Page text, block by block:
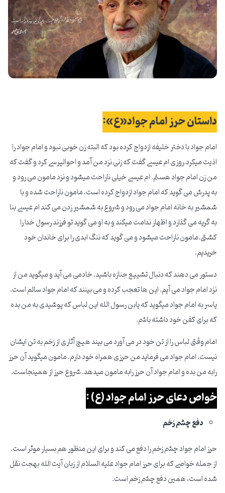
داستان حرز امام جواد«ع»:
امام جواد با دختر خلیفه ازدواج کرده بود که البته زن خوبی نبود و امام جواد را
اذیت میکرد.روزی ام عیسی گفت که زنی نزد من آمد و احوالپرسی کرد و گفت که
من زن امام جواد هستم. ام عیسی خیلی ناراحت میشود و نزد مامون می رود و
به پدرش می گوید که امام جواد ازدواج کرده است، مامون ناراحت شده و با
شمشیر به خانه امام جواد می رود و شروع به شمشیر زدن می کند ام عیسی بنا
به گریه می گذارد و اظهار ندامت میکند و به او می گوید تو فرزند رسول خدا را
کشتی.مامون ناراحت میشود و می گوید که ننگ ابدی را برای خاندان خود
خریدیم.
دستور می دهند که دنبال تشییع جنازه باشید. خادمی می آید و میگوید من از
نزد امام جواد می آیم. این ها تعجب کرده و می بینند که امام جواد سالم است.
یاسر به امام جواد میگوید که یابن رسول الله این لباس که پوشیدی به من بده
که برای کفن خود داشته باشم.
امام وقتی لباس را از تن خود در می آورد می بیند هیچ آثاری از زخم به تن ایشان
نیست. امام جواد می فرماید من حرزی همراه خود دارم. مامون میگوید آن حرز
رابه من بده و امام جواد آن حرز رابه مامون میدهد. شروع حرز از همینجاست.
خواص دعای حرز امام جواد (ع) :
دفع چشم زخم
حرز امام جواد چشم زخم را دفع می کند و برای این منظور هم بسیار موثر است.
از جمله خواصی که برای حرز امام جواد علیه السلام از زبان آیت الله بهجت نقل
شده است، همین دفع چشم زخم است.